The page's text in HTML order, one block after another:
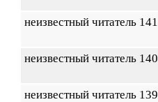
неизвестный читатель 141
неизвестный читатель 140
неизвестный читатель 139